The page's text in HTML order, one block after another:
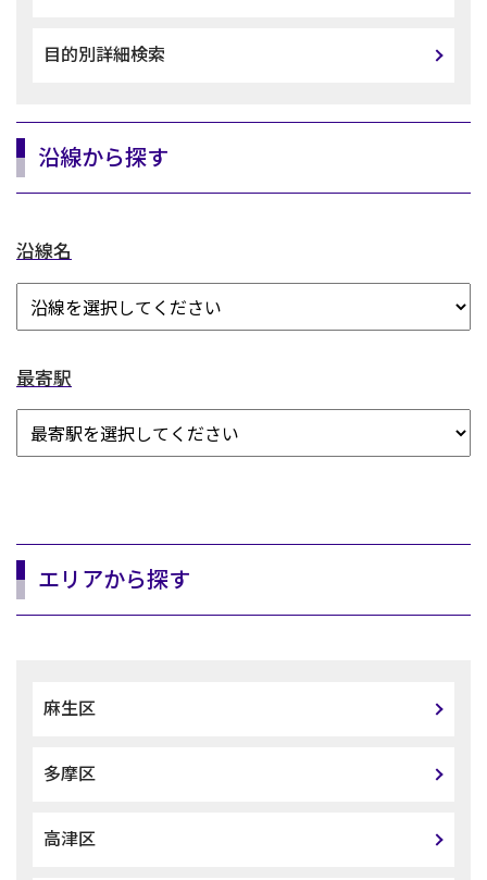
目的別詳細検索
沿線から探す
沿線名
最寄駅
エリアから探す
麻生区
多摩区
高津区